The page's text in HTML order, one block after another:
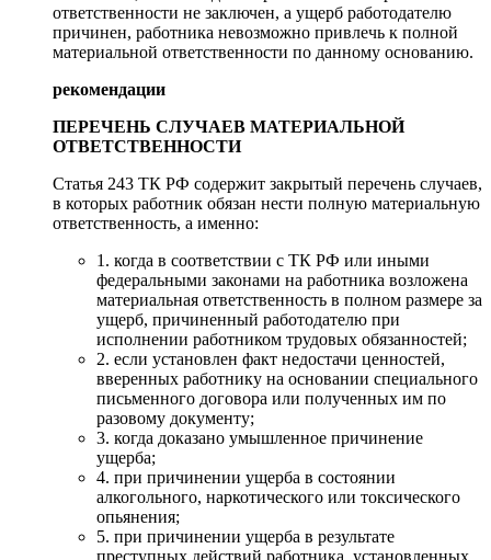
ответственности не заключен, а ущерб работодателю
причинен, работника невозможно привлечь к полной
материальной ответственности по данному основанию.
рекомендации
ПЕРЕЧЕНЬ СЛУЧАЕВ МАТЕРИАЛЬНОЙ
ОТВЕТСТВЕННОСТИ
Статья 243 ТК РФ содержит закрытый перечень случаев,
в которых работник обязан нести полную материальную
ответственность, а именно:
1. когда в соответствии с ТК РФ или иными
федеральными законами на работника возложена
материальная ответственность в полном размере за
ущерб, причиненный работодателю при
исполнении работником трудовых обязанностей;
2. если установлен факт недостачи ценностей,
вверенных работнику на основании специального
письменного договора или полученных им по
разовому документу;
3. когда доказано умышленное причинение
ущерба;
4. при причинении ущерба в состоянии
алкогольного, наркотического или токсического
опьянения;
5. при причинении ущерба в результате